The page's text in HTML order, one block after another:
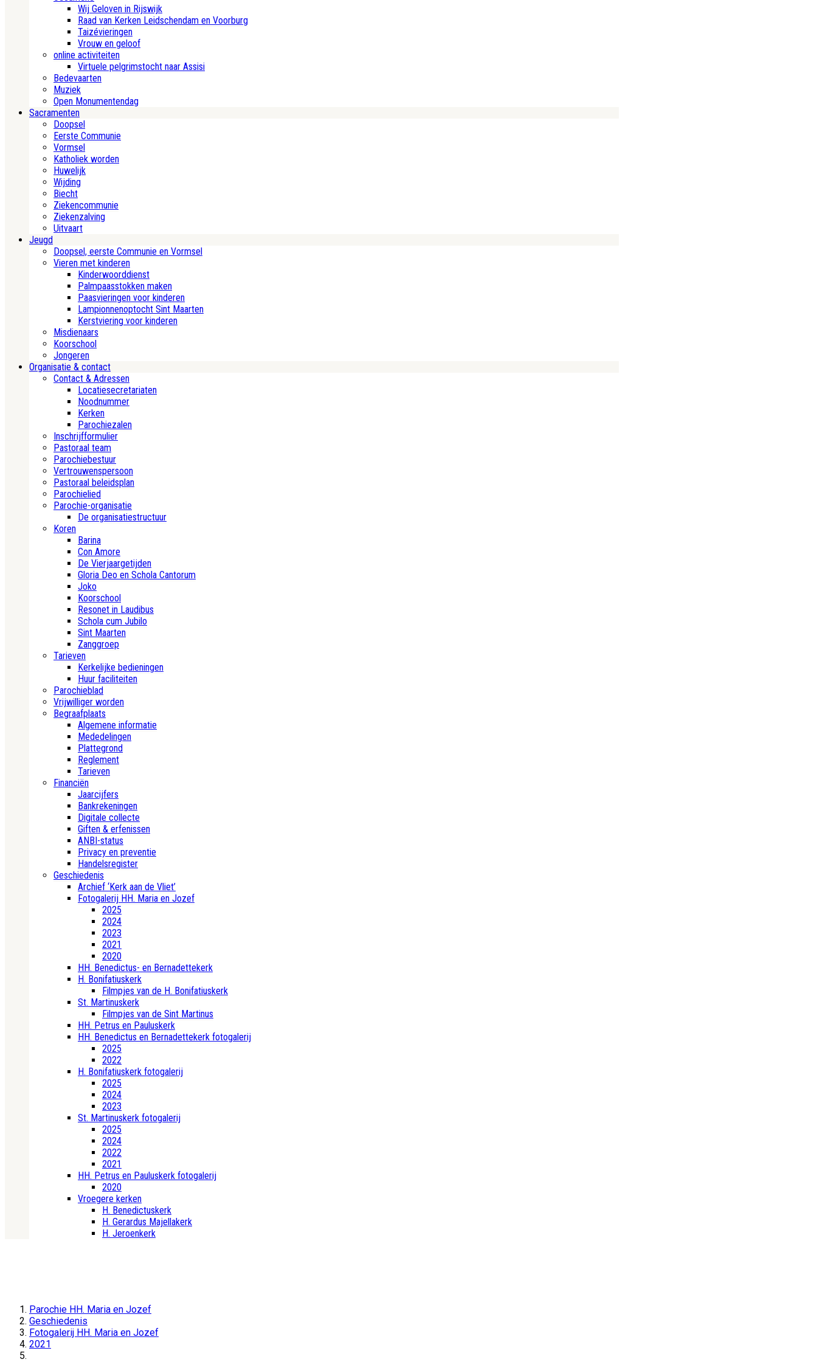
Wij Geloven in Rijswijk
Raad van Kerken Leidschendam en Voorburg
Taizévieringen
Vrouw en geloof
online activiteiten
Virtuele pelgrimstocht naar Assisi
Bedevaarten
Muziek
Open Monumentendag
Sacramenten
Doopsel
Eerste Communie
Vormsel
Katholiek worden
Huwelijk
Wijding
Biecht
Ziekencommunie
Ziekenzalving
Uitvaart
Jeugd
Doopsel, eerste Communie en Vormsel
Vieren met kinderen
Kinderwoorddienst
Palmpaasstokken maken
Paasvieringen voor kinderen
Lampionnenoptocht Sint Maarten
Kerstviering voor kinderen
Misdienaars
Koorschool
Jongeren
Organisatie & contact
Contact & Adressen
Locatiesecretariaten
Noodnummer
Kerken
Parochiezalen
Inschrijfformulier
Pastoraal team
Parochiebestuur
Vertrouwenspersoon
Pastoraal beleidsplan
Parochielied
Parochie-organisatie
De organisatiestructuur
Koren
Barina
Con Amore
De Vierjaargetijden
Gloria Deo en Schola Cantorum
Joko
Koorschool
Resonet in Laudibus
Schola cum Jubilo
Sint Maarten
Zanggroep
Tarieven
Kerkelijke bedieningen
Huur faciliteiten
Parochieblad
Vrijwilliger worden
Begraafplaats
Algemene informatie
Mededelingen
Plattegrond
Reglement
Tarieven
Financiën
Jaarcijfers
Bankrekeningen
Digitale collecte
Giften & erfenissen
ANBI-status
Privacy en preventie
Handelsregister
Geschiedenis
Archief ‘Kerk aan de Vliet’
Fotogalerij HH. Maria en Jozef
2025
2024
2023
2021
2020
HH. Benedictus- en Bernadettekerk
H. Bonifatiuskerk
Filmpjes van de H. Bonifatiuskerk
St. Martinuskerk
Filmpjes van de Sint Martinus
HH. Petrus en Pauluskerk
HH. Benedictus en Bernadettekerk fotogalerij
2025
2022
H. Bonifatiuskerk fotogalerij
2025
2024
2023
St. Martinuskerk fotogalerij
2025
2024
2022
2021
HH. Petrus en Pauluskerk fotogalerij
2020
Vroegere kerken
H. Benedictuskerk
H. Gerardus Majellakerk
H. Jeroenkerk
Parochie HH. Maria en Jozef
Geschiedenis
Fotogalerij HH. Maria en Jozef
2021